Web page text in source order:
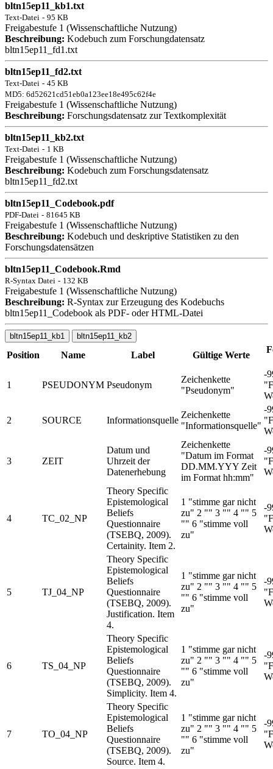
bltn15ep11_kb1.txt
Text-Datei - 95 KB
Freigabestufe 1 (Wissenschaftliche Nutzung)
Beschreibung: Kodebuch zum Forschungdatensatz
bltn15ep11_fd1.txt
bltn15ep11_fd2.txt
Text-Datei - 45 KB
MD5: 6d52621cd51eb0a123ee18e495c62f4e
Freigabestufe 1 (Wissenschaftliche Nutzung)
Beschreibung: Forschungsdatensatz zur Textkomplexität
bltn15ep11_kb2.txt
Text-Datei - 1 KB
Freigabestufe 1 (Wissenschaftliche Nutzung)
Beschreibung: Kodebuch zum Forschungsdatensatz
bltn15ep11_fd2.txt
bltn15ep11_Codebook.pdf
PDF-Datei - 81645 KB
Freigabestufe 1 (Wissenschaftliche Nutzung)
Beschreibung: Kodebuch und deskriptive Statistiken zu den
Forschungsdatensätzen
bltn15ep11_Codebook.Rmd
R-Syntax Datei - 132 KB
Freigabestufe 1 (Wissenschaftliche Nutzung)
Beschreibung: R-Syntax zur Erzeugung des Kodebuchs
bltn15ep11_Codebook als PDF- oder HTML-Datei
bltn15ep11_kb1 bltn15ep11_kb2
Position Name Label Gültige Werte
1 PSEUDONYM Pseudonym
Zeichenkette
"Pseudonym"
-
2 SOURCE Informationsquelle
Zeichenkette
"Informationsquelle"
-
3 ZEIT
Datum und
Uhrzeit der
Datenerhebung
Zeichenkette
"Datum im Format
DD.MM.YYY Zeit
im Format hh:mm"
-
4 TC_02_NP
Theory Specific
Epistemological
Beliefs
Questionnaire
(TSEBQ, 2009).
Certainity. Item 2.
1 "stimme gar nicht
zu" 2 "" 3 "" 4 "" 5
"" 6 "stimme voll
zu"
-
5 TJ_04_NP
Theory Specific
Epistemological
Beliefs
Questionnaire
(TSEBQ, 2009).
Justification. Item
4.
1 "stimme gar nicht
zu" 2 "" 3 "" 4 "" 5
"" 6 "stimme voll
zu"
-
6 TS_04_NP
Theory Specific
Epistemological
Beliefs
Questionnaire
(TSEBQ, 2009).
Simplicity. Item 4.
1 "stimme gar nicht
zu" 2 "" 3 "" 4 "" 5
"" 6 "stimme voll
zu"
-
7 TO_04_NP
Theory Specific
Epistemological
Beliefs
Questionnaire
(TSEBQ, 2009).
Source. Item 4.
1 "stimme gar nicht
zu" 2 "" 3 "" 4 "" 5
"" 6 "stimme voll
zu"
-